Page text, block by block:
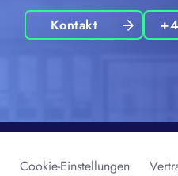
Kontakt
Cookie-Einstellungen